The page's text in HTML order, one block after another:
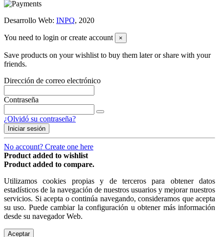
Desarrollo Web: INPQ, 2020
You need to login or create account ×
Save products on your wishlist to buy them later or share with your
friends.
Dirección de correo electrónico
Contraseña
¿Olvidó su contraseña?
Iniciar sesión
No account? Create one here
Product added to wishlist
Product added to compare.
Utilizamos cookies propias y de terceros para obtener datos
estadísticos de la navegación de nuestros usuarios y mejorar nuestros
servicios. Si acepta o continúa navegando, consideramos que acepta
su uso. Puede cambiar la configuración u obtener más información
desde su navegador Web.
Aceptar